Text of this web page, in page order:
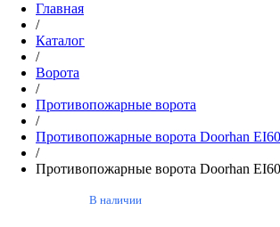
Главная
/
Каталог
/
Ворота
/
Противопожарные ворота
/
Противопожарные ворота Doorhan EI60
/
Противопожарные ворота Doorhan
В наличии